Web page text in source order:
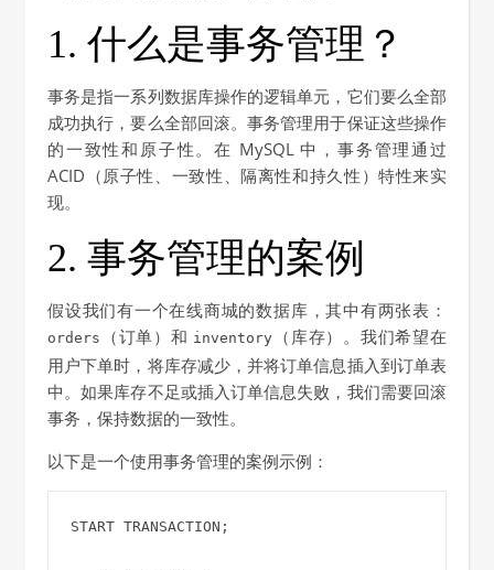
1. 什么是事务管理？
事务是指一系列数据库操作的逻辑单元，它们要么全部
成功执行，要么全部回滚。事务管理用于保证这些操作
的一致性和原子性。在 MySQL 中，事务管理通过
ACID（原子性、一致性、隔离性和持久性）特性来实
现。
2. 事务管理的案例
假设我们有一个在线商城的数据库，其中有两张表：
orders （订单）和 inventory
（库存）。我们希望在
用户下单时，将库存减少，并将订单信息插入到订单表
中。如果库存不足或插入订单信息失败，我们需要回滚
事务，保持数据的一致性。
以下是一个使用事务管理的案例示例：
START TRANSACTION;